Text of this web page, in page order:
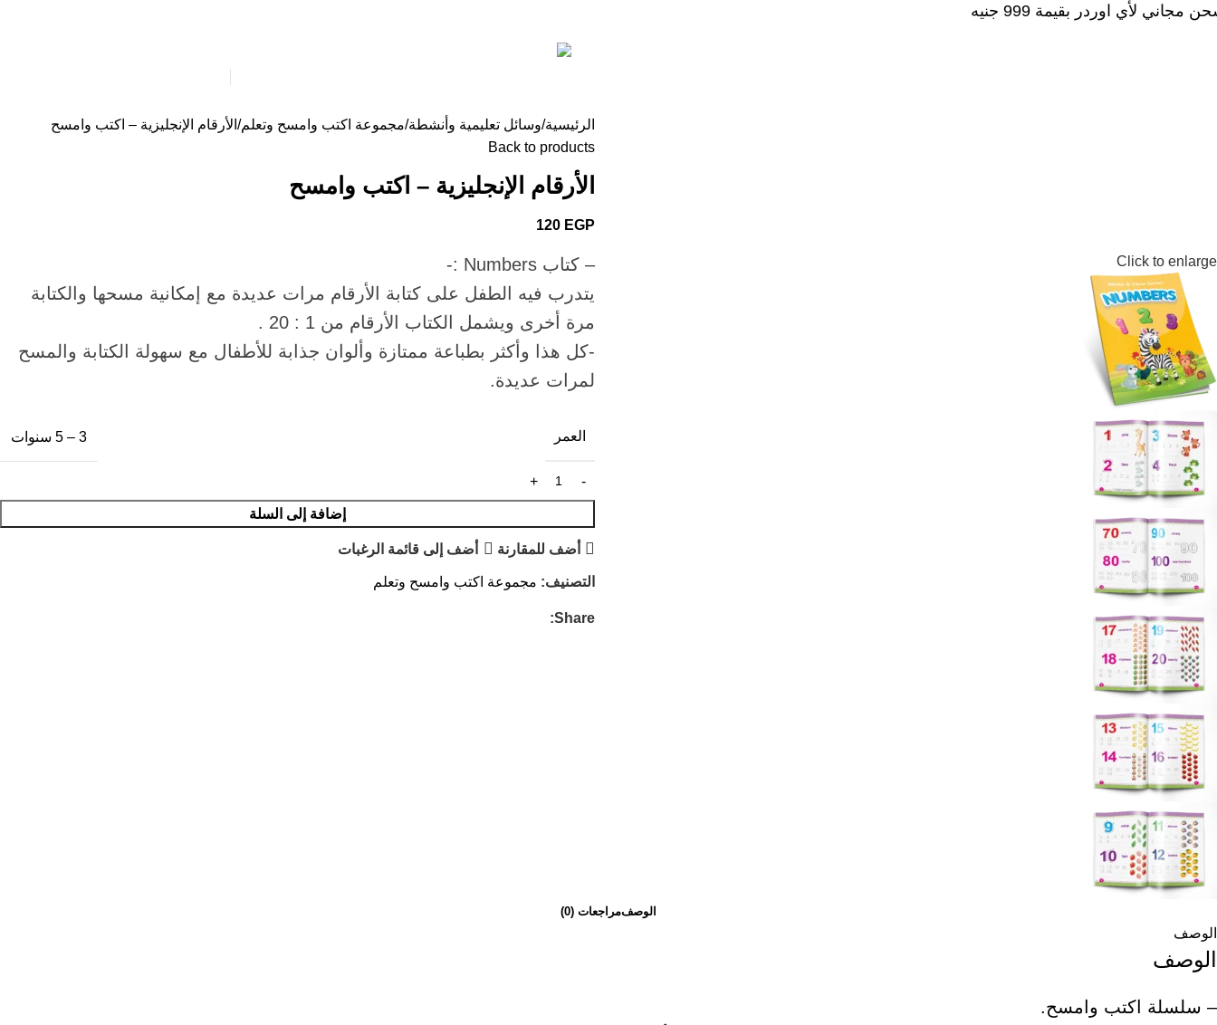
مجاني لأي اوردر بقيمة 999 جنيه
Click to enlarge
الرئيسية وسائل تعليمية وأنشطة مجموعة اكتب وامسح وتعلم الأرقام الإنجليزية – اكتب وامسح
Back to products
الأرقام الإنجليزية – اكتب وامسح
120 EGP
– كتاب Numbers :-
يتدرب فيه الطفل على كتابة الأرقام مرات عديدة مع إمكانية مسحها والكتابة
مرة أخرى ويشمل الكتاب الأرقام من 1 : 20 .
-كل هذا وأكثر بطباعة ممتازة وألوان جذابة للأطفال مع سهولة الكتابة والمسح
لمرات عديدة.
العمر 3 – 5 سنوات
إضافة إلى السلة
أضف للمقارنة أضف إلى قائمة الرغبات
التصنيف: مجموعة اكتب وامسح وتعلم
Share:
الوصفمراجعات (0)
الوصف
الوصف
– سلسلة اكتب وامسح.